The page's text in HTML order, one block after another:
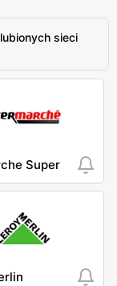
sieci
Super